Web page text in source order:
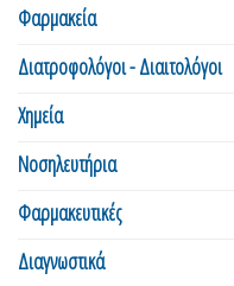
Φαρμακεία
Διατροφολόγοι - Διαιτολόγοι
Χημεία
Νοσηλευτήρια
Φαρμακευτικές
Διαγνωστικά